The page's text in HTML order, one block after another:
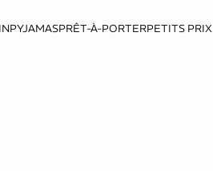
PYJAMASPRÊT-À-PORTERPETITS PRIX